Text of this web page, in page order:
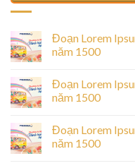
Đoạn Lorem
năm 1500
Đoạn Lorem
năm 1500
Đoạn Lorem
năm 1500